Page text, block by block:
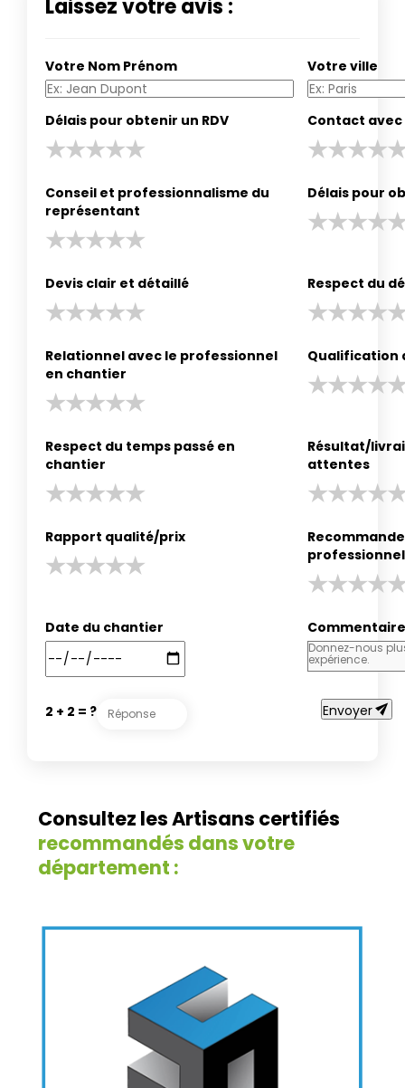
Laissez votre avis :
Votre Nom Prénom Votre ville
Délais pour obtenir un RDV Contact
Conseil et professionnalisme du
représentant
Délais pour
Devis clair et détaillé Respect du
Relationnel avec le professionnel
en chantier
Qualification
Respect du temps passé en
chantier
Résultat/
attentes
Rapport qualité/prix
professionnel
Date du chantier Commentaire
2 + 2 = ? Envoyersend
Consultez les Artisans certifiés
recommandés dans votre
département :